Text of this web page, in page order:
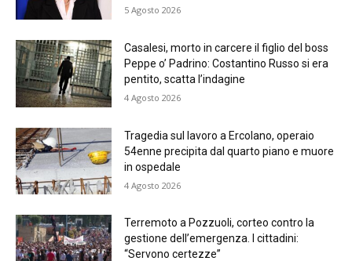
5 Agosto 2026
Casalesi, morto in carcere il figlio del boss
Peppe o’ Padrino: Costantino Russo si era
pentito, scatta l’indagine
4 Agosto 2026
Tragedia sul lavoro a Ercolano, operaio
54enne precipita dal quarto piano e muore
in ospedale
4 Agosto 2026
Terremoto a Pozzuoli, corteo contro la
gestione dell’emergenza. I cittadini:
“Servono certezze”